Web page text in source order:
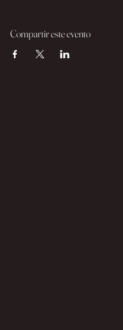
Compartir este evento